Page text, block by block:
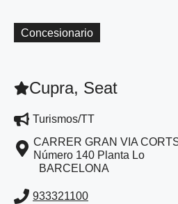
Concesionario
Cupra, Seat
Turismos/TT
CARRER GRAN VIA
Número 140 Planta Lo
BARCELONA
933321100